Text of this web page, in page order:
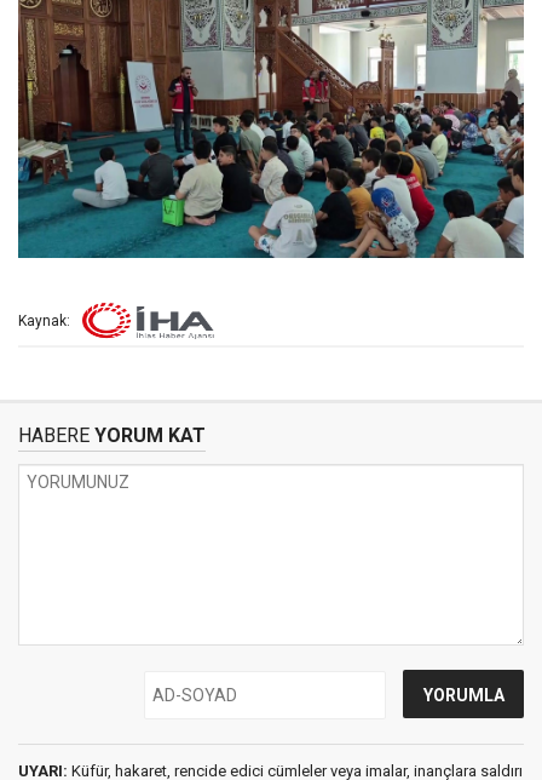
Kaynak:
HABERE YORUM KAT
UYARI: Küfür, hakaret, rencide edici cümleler veya imalar, inançlara saldırı